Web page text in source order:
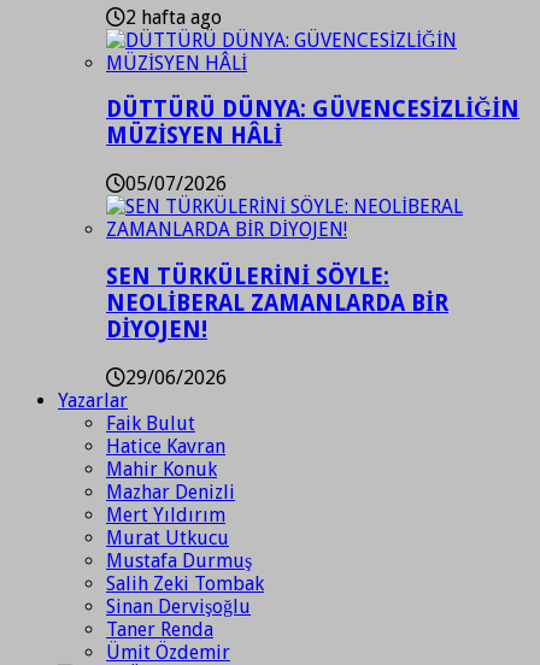
2 hafta ago
DÜTTÜRÜ DÜNYA: GÜVENCESİZLİĞİN
MÜZİSYEN HÂLİ
05/07/2026
SEN TÜRKÜLERİNİ SÖYLE:
NEOLİBERAL ZAMANLARDA BİR
DİYOJEN!
29/06/2026
Yazarlar
Faik Bulut
Hatice Kavran
Mahir Konuk
Mazhar Denizli
Mert Yıldırım
Murat Utkucu
Mustafa Durmuş
Salih Zeki Tombak
Sinan Dervişoğlu
Taner Renda
Ümit Özdemir